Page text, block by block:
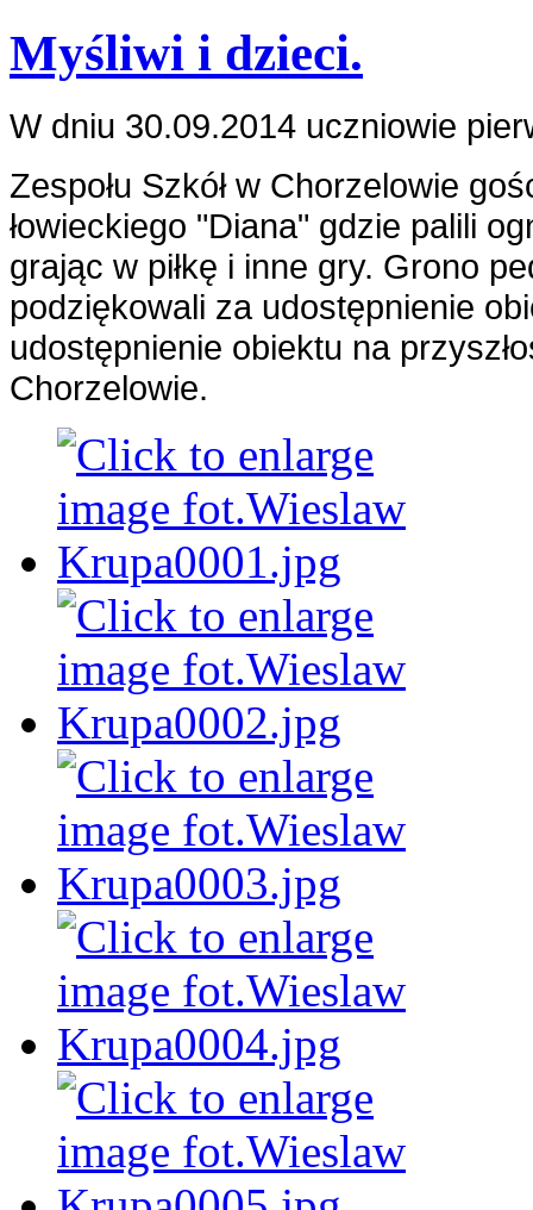
Myśliwi i dzieci.
W dniu 30.09.2014 uczniowie
Zespołu Szkół w Chorzelowie
łowieckiego "Diana" gdzie palili
grając w piłkę i inne gry. Grono
podziękowali za udostępnienie
udostępnienie obiektu na
Chorzelowie.